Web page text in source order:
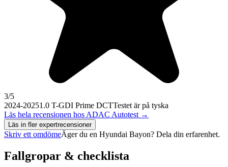
3/5
2024-20251.0 T-GDI Prime DCTTestet är på tyska
Läs hela recensionen hos ADAC Autotest →
Läs in fler expertrecensioner
Skriv ett omdömeÄger du en Hyundai Bayon? Dela din erfarenhet.
Fallgropar & checklista